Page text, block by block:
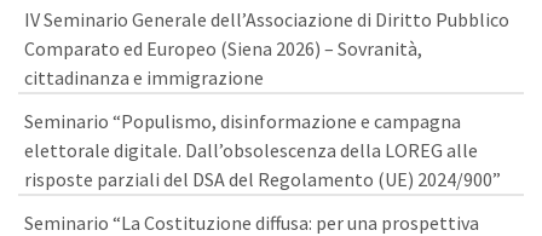
IV Seminario Generale dell’Associazione di Diritto Pubblico
Comparato ed Europeo (Siena 2026) – Sovranità,
cittadinanza e immigrazione
Seminario “Populismo, disinformazione e campagna
elettorale digitale. Dall’obsolescenza della LOREG alle
risposte parziali del DSA del Regolamento (UE) 2024/900”
Seminario “La Costituzione diffusa: per una prospettiva